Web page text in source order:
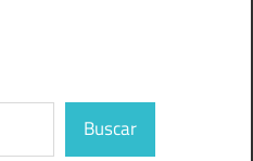
Buscar